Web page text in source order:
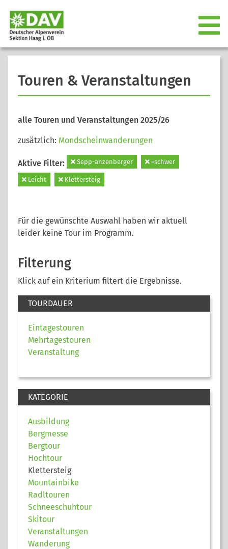
Touren & Veranstaltungen
alle Touren und Veranstaltungen 2025/26
zusätzlich: Mondscheinwanderungen
Aktive Filter: Sepp-anzenberger =schwer
Leicht Klettersteig
Für die gewünschte Auswahl haben wir aktuell
leider keine Tour im Programm.
Filterung
Klick auf ein Kriterium filtert die Ergebnisse.
TOURDAUER
Eintagestouren
Mehrtagestouren
Veranstaltung
KATEGORIE
Ausbildung
Bergmesse
Bergtour
Hochtour
Klettersteig
Mountainbike
Radltouren
Schneeschuhtour
Skitour
Veranstaltungen
Wanderung